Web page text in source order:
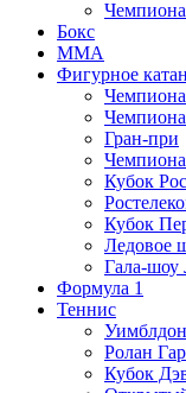
Бокс
MMA
Фигурное
Гран-при
Кубок
Кубок
Ледовое
Гала-шоу
Формула 1
Теннис
Уимблдон
Ролан
Кубок